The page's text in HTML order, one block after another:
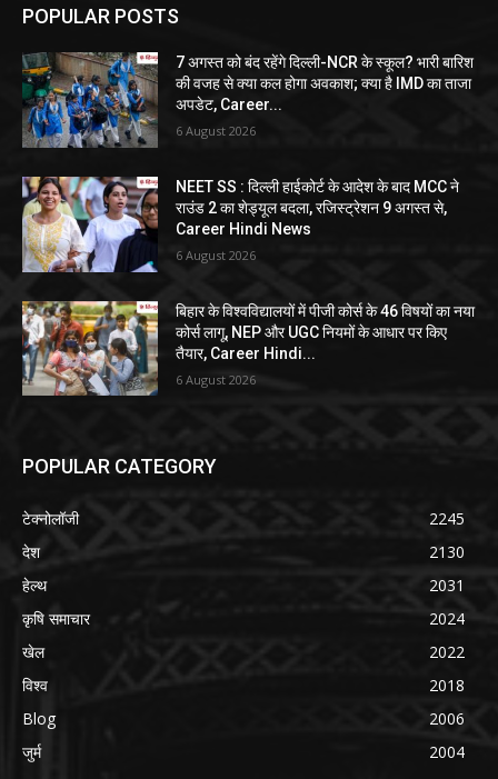
POPULAR POSTS
7 अगस्त को बंद रहेंगे दिल्ली-NCR के स्कूल? भारी बारिश
की वजह से क्या कल होगा अवकाश; क्या है IMD का ताजा
अपडेट, Career...
6 August 2026
NEET SS : दिल्ली हाईकोर्ट के आदेश के बाद MCC ने
राउंड 2 का शेड्यूल बदला, रजिस्ट्रेशन 9 अगस्त से,
Career Hindi News
6 August 2026
बिहार के विश्वविद्यालयों में पीजी कोर्स के 46 विषयों का नया
कोर्स लागू, NEP और UGC नियमों के आधार पर किए
तैयार, Career Hindi...
6 August 2026
POPULAR CATEGORY
टेक्नोलॉजी
2245
देश
2130
हेल्थ
2031
कृषि समाचार
2024
खेल
2022
विश्व
2018
Blog
2006
जुर्म
2004